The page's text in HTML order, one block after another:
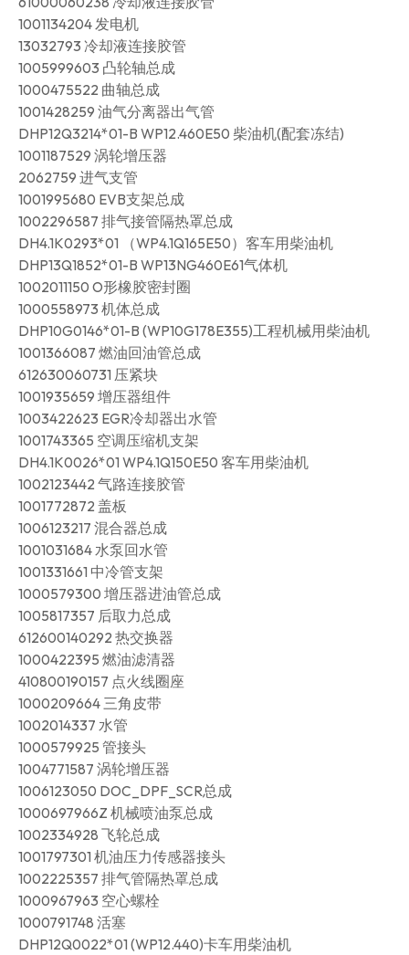
1001134204 发电机
13032793 冷却液连接胶管
1005999603 凸轮轴总成
1000475522 曲轴总成
1001428259 油气分离器出气管
DHP12Q3214*01-B WP12.460E50 柴油机(配套冻结)
1001187529 涡轮增压器
2062759 进气支管
1001995680 EVB支架总成
1002296587 排气接管隔热罩总成
DH4.1K0293*01 （WP4.1Q165E50）客车用柴油机
DHP13Q1852*01-B WP13NG460E61气体机
1002011150 O形橡胶密封圈
1000558973 机体总成
DHP10G0146*01-B (WP10G178E355)工程机械用柴油机
1001366087 燃油回油管总成
612630060731 压紧块
1001935659 增压器组件
1003422623 EGR冷却器出水管
1001743365 空调压缩机支架
DH4.1K0026*01 WP4.1Q150E50 客车用柴油机
1002123442 气路连接胶管
1001772872 盖板
1006123217 混合器总成
1001031684 水泵回水管
1001331661 中冷管支架
1000579300 增压器进油管总成
1005817357 后取力总成
612600140292 热交换器
1000422395 燃油滤清器
410800190157 点火线圈座
1000209664 三角皮带
1002014337 水管
1000579925 管接头
1004771587 涡轮增压器
1006123050 DOC_DPF_SCR总成
1000697966Z 机械喷油泵总成
1002334928 飞轮总成
1001797301 机油压力传感器接头
1002225357 排气管隔热罩总成
1000967963 空心螺栓
1000791748 活塞
DHP12Q0022*01 (WP12.440)卡车用柴油机